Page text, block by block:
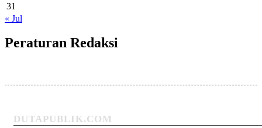
31
« Jul
Peraturan Redaksi
DUTAPUBLIK.COM